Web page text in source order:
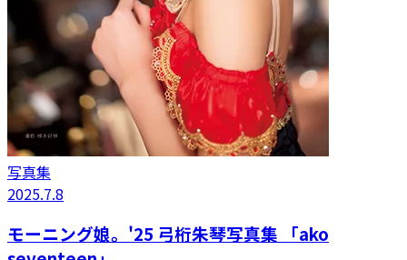
写真集
2025.7.8
モーニング娘。'25 弓桁朱琴写真集 「ako